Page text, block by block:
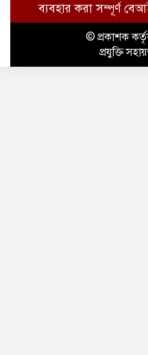
ব্যবহার করা সম্পূর্ণ
© প্রকাশক
প্রযুক্তি